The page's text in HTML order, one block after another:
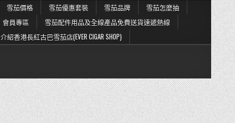
雪茄價格 雪茄優惠套裝 雪茄品牌
雪茄怎麼抽
會員專區
雪茄配件用品及全線產品免費送貨速遞熱線
介紹香港長紅古巴雪茄店(EVER CIGAR SHOP)